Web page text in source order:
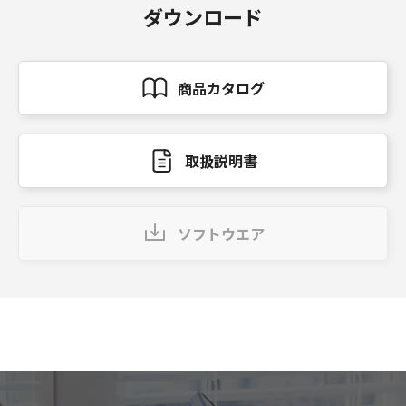
ダウンロード
商品カタログ
取扱説明書
ソフトウエア